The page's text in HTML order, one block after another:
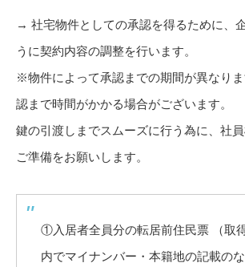
→ 社宅物件としての承認を得るために、
うに契約内容の調整を行います。
※物件によって承認までの期間が異なり
認まで時間がかかる場合がございます。
鍵の引渡しまでスムーズに行う為に、社
ご準備をお願いします。
①入居者全員分の転居前住民票 （取
内でマイナンバー・本籍地の記載の